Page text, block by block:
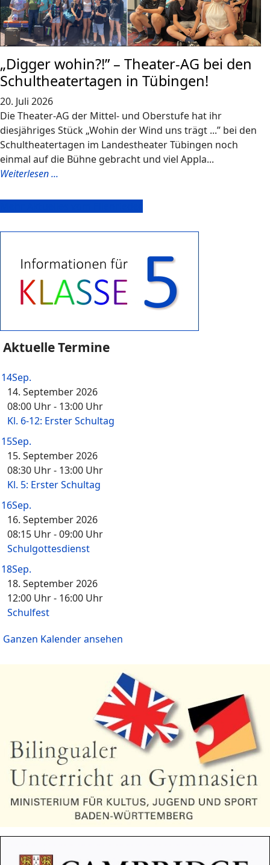
„Digger wohin?!” – Theater-AG bei den
Schultheatertagen in Tübingen!
20. Juli 2026
Die Theater-AG der Mittel- und Oberstufe hat ihr
diesjähriges Stück „Wohin der Wind uns trägt ...” bei den
Schultheatertagen im Landestheater Tübingen noch
einmal auf die Bühne gebracht und viel Appla...
Weiterlesen ...
Aktuelle Termine
14Sep.
14. September 2026
08:00 Uhr- 13:00 Uhr
Kl. 6-12: Erster Schultag
15Sep.
15. September 2026
08:30 Uhr- 13:00 Uhr
Kl. 5: Erster Schultag
16Sep.
16. September 2026
08:15 Uhr-09:00 Uhr
Schulgottesdienst
18Sep.
18. September 2026
12:00 Uhr- 16:00 Uhr
Schulfest
Ganzen Kalender ansehen